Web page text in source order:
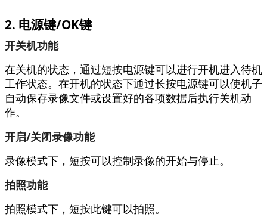
2. 电源键/OK键
开关机功能
在关机的状态，通过短按电源键可以进行开机进入待机
工作状态。在开机的状态下通过长按电源键可以使机子
自动保存录像文件或设置好的各项数据后执行关机动
作。
开启/关闭录像功能
录像模式下，短按可以控制录像的开始与停止。
拍照功能
拍照模式下，短按此键可以拍照。